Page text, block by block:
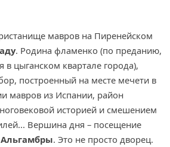
мавров на Пиренейском
. Родина фламенко (по преданию,
в цыганском квартале города),
построенный на месте мечети в
мавров из Испании, район
историей и смешением
Вершина дня – посещение
Альгамбры. Это не просто дворец.